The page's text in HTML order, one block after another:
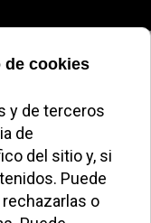
Limpiar
Cantidad a